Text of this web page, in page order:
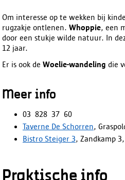
Om interesse op te wekken bij
rugzakje ontlenen. Whoppie, een
door een stukje wilde natuur. In
12 jaar.
Er is ook de Woelie-wandeling die
Meer info
03 828 37 60
Taverne De Schorren,
Bistro Steiger 3, Zandkamp
Praktische info